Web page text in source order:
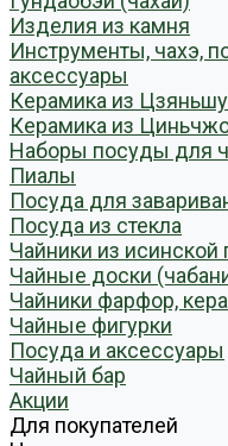
Изделия из камня
Инструменты, чахэ,
аксессуары
Керамика из
Керамика из
Наборы посуды для
Пиалы
Посуда для
Посуда из стекла
Чайники из исинской
Чайные доски
Чайники фарфор,
Чайные фигурки
Посуда и аксессуары
Чайный бар
Акции
Для покупателей